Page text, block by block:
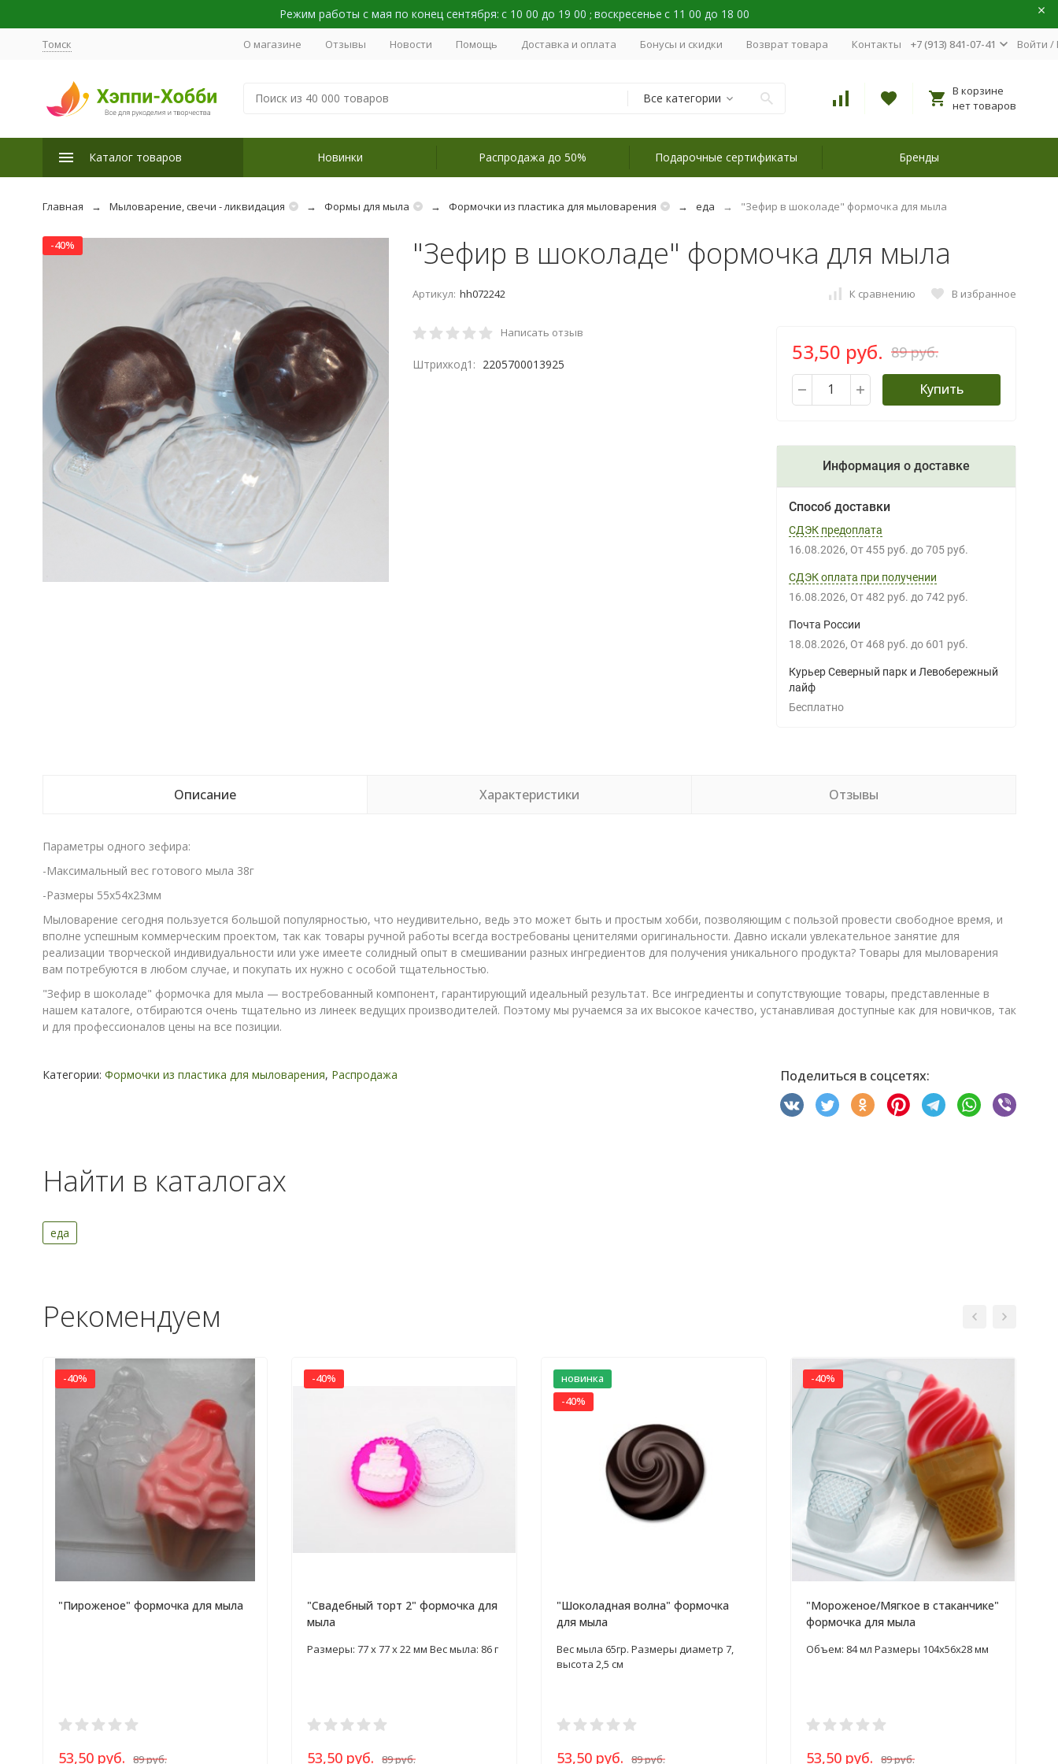
Режим работы с мая по конец сентября: с 10 00 до 19 00 ; воскресенье с 11 00 до 18 00
Томск О магазине Отзывы Новости Помощь Доставка и оплата Бонусы и скидки Возврат товара Контакты +7 (913) 841-07-41 Войти /
Все категории
В корзине
нет товаров
Каталог товаров Новинки Распродажа до 50% Подарочные сертификаты Бренды
Главная Мыловарение, свечи - ликвидация Формы для мыла Формочки из пластика для мыловарения еда "Зефир в шоколаде" формочка для мыла
-40% "Зефир в шоколаде" формочка для мыла
Артикул: hh072242 К сравнению В избранное
Написать отзыв
Штрихкод1: 2205700013925 53,50 руб. 89 руб.
Купить
Информация о доставке
Способ доставки
СДЭК предоплата
16.08.2026 От 455 руб. до 705 руб.
СДЭК оплата при получении
16.08.2026 От 482 руб. до 742 руб.
Почта России
18.08.2026 От 468 руб. до 601 руб.
Курьер Северный парк и Левобережный
лайф
Бесплатно
Описание Характеристики Отзывы
Параметры одного зефира:
-Максимальный вес готового мыла 38г
-Размеры 55х54х23мм
Мыловарение сегодня пользуется большой популярностью, что неудивительно, ведь это может быть и простым хобби, позволяющим с пользой провести свободное время, и
вполне успешным коммерческим проектом, так как товары ручной работы всегда востребованы ценителями оригинальности. Давно искали увлекательное занятие для
реализации творческой индивидуальности или уже имеете солидный опыт в смешивании разных ингредиентов для получения уникального продукта? Товары для мыловарения
вам потребуются в любом случае, и покупать их нужно с особой тщательностью.
"Зефир в шоколаде" формочка для мыла — востребованный компонент, гарантирующий идеальный результат. Все ингредиенты и сопутствующие товары, представленные в
нашем каталоге, отбираются очень тщательно из линеек ведущих производителей. Поэтому мы ручаемся за их высокое качество, устанавливая доступные как для новичков, так
и для профессионалов цены на все позиции.
Категории: Формочки из пластика для мыловарения, Распродажа Поделиться в соцсетях:
Найти в каталогах
еда
Рекомендуем
-40%
"Пироженое" формочка для мыла
53,50 руб. 89 руб.
-40%
"Свадебный торт 2" формочка для
мыла
Размеры: 77 х 77 х 22 мм Вес мыла: 86 г
53,50 руб. 89 руб.
новинка
-40%
"Шоколадная волна" формочка
для мыла
Вес мыла 65гр. Размеры диаметр 7,
высота 2,5 см​
53,50 руб. 89 руб.
-40%
"Мороженое/Мягкое в стаканчике"
формочка для мыла
Объем: 84 мл Размеры 104х56х28 мм
53,50 руб. 89 руб.